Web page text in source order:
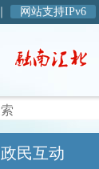
网站支持IPv6
政民互动